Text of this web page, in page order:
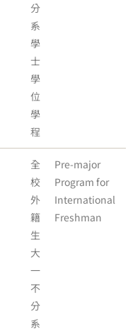
分
系
學
士
學
位
學
程
全
校
外
籍
生
大
一
不
分
系
Pre-major
Program for
International
Freshman